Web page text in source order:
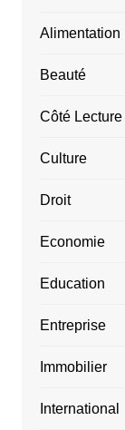
Alimentation
Beauté
Côté Lecture
Culture
Droit
Economie
Education
Entreprise
Immobilier
International